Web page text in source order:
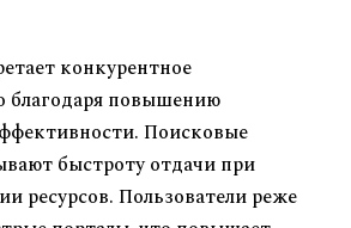
конкурентное
благодаря повышению
Поисковые
быстроту отдачи при
ресурсов. Пользователи реже